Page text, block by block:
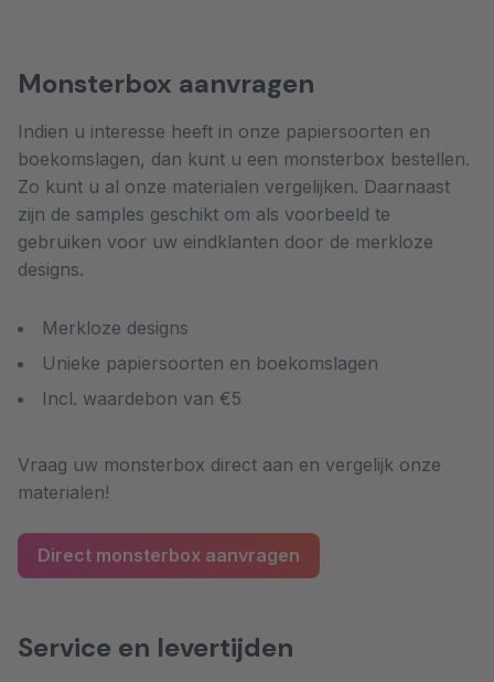
Monsterbox aanvragen
Indien u interesse heeft in onze papiersoorten en
boekomslagen, dan kunt u een monsterbox bestellen.
Zo kunt u al onze materialen vergelijken. Daarnaast
zijn de samples geschikt om als voorbeeld te
gebruiken voor uw eindklanten door de merkloze
designs.
Merkloze designs
Unieke papiersoorten en boekomslagen
Incl. waardebon van €5
Vraag uw monsterbox direct aan en vergelijk onze
materialen!
Direct monsterbox aanvragen
Service en levertijden